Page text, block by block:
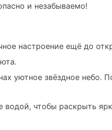
и незабываемо!
настроение ещё до
уютное звёздное небо.
водой, чтобы раскрыть